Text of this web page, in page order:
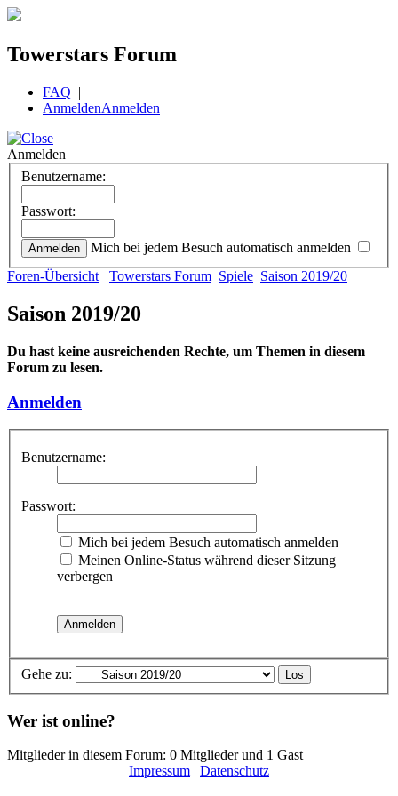
Towerstars Forum
FAQ |
AnmeldenAnmelden
Anmelden
Benutzername:
Passwort:
Mich bei jedem Besuch automatisch anmelden
Foren-Übersicht
Towerstars Forum Spiele Saison 2019/20
Saison 2019/20
Du hast keine ausreichenden Rechte, um Themen in diesem
Forum zu lesen.
Anmelden
Benutzername:
Passwort:
Mich bei jedem Besuch automatisch anmelden
Meinen Online-Status während dieser Sitzung
verbergen
Gehe zu:
Wer ist online?
Mitglieder in diesem Forum: 0 Mitglieder und 1 Gast
Impressum | Datenschutz